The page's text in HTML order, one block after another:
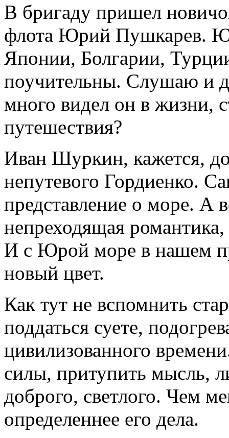
В бригаду пришел
флота Юрий Пушкарев.
Японии, Болгарии,
поучительны. Слушаю и
много видел он в жизни,
путешествия?
Иван Шуркин, кажется,
непутевого Гордиенко.
представление о море. А
непреходящая
И с Юрой море в нашем
новый цвет.
Как тут не вспомнить
поддаться суете,
цивилизованного
силы, притупить мысль,
доброго, светлого. Чем
определеннее его дела.